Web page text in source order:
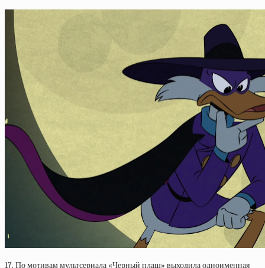
17. По мотивам мультсериала «Черный плащ» выходила одноименная